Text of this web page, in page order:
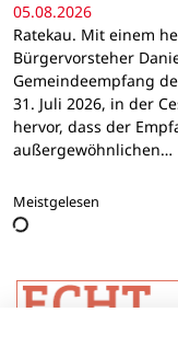
05.08.2026
Ratekau. Mit einem
Bürgervorsteher
Gemeindeempfang
31. Juli 2026, in der
hervor, dass der
außergewöhnlichen…
Meistgelesen